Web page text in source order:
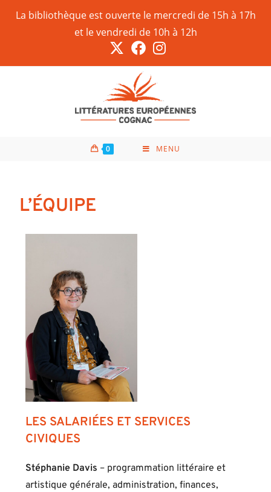
La bibliothèque est ouverte le mercredi de 15h à 17h
et le vendredi de 10h à 12h
0 MENU
L’ÉQUIPE
LES SALARIÉES ET SERVICES
CIVIQUES
Stéphanie Davis – programmation littéraire et
artistique générale, administration, finances,